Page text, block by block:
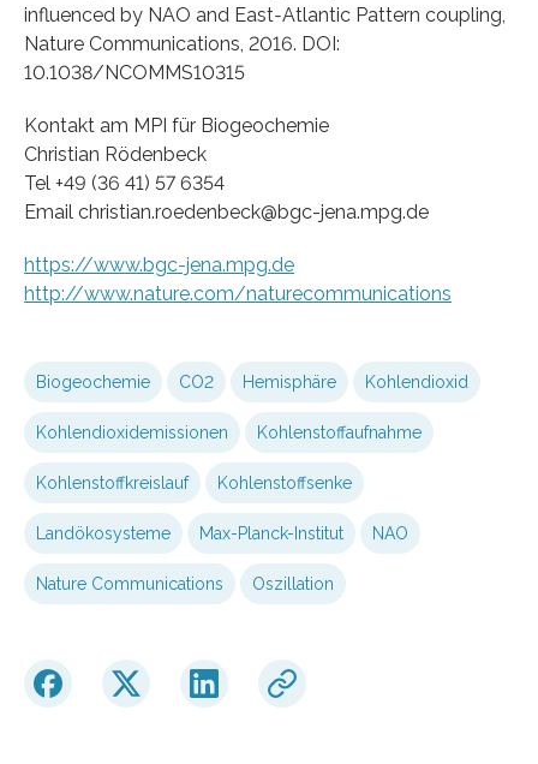
influenced by NAO and East‑Atlantic Pattern coupling,
Nature Communications, 2016. DOI:
10.1038/NCOMMS10315
Kontakt am MPI für Biogeochemie
Christian Rödenbeck
Tel +49 (36 41) 57 6354
Email christian.roedenbeck@bgc-jena.mpg.de
https://www.bgc-jena.mpg.de
http://www.nature.com/naturecommunications
Biogeochemie CO2 Hemisphäre Kohlendioxid
Kohlendioxidemissionen Kohlenstoffaufnahme
Kohlenstoffkreislauf Kohlenstoffsenke
Landökosysteme Max-Planck-Institut NAO
Nature Communications Oszillation